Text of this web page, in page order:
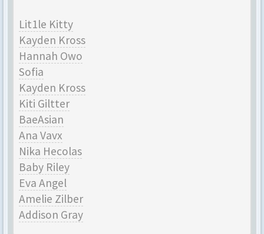
Lit1le Kitty
Kayden Kross
Hannah Owo
Sofia
Kayden Kross
Kiti Giltter
BaeAsian
Ana Vavx
Nika Hecolas
Baby Riley
Eva Angel
Amelie Zilber
Addison Gray